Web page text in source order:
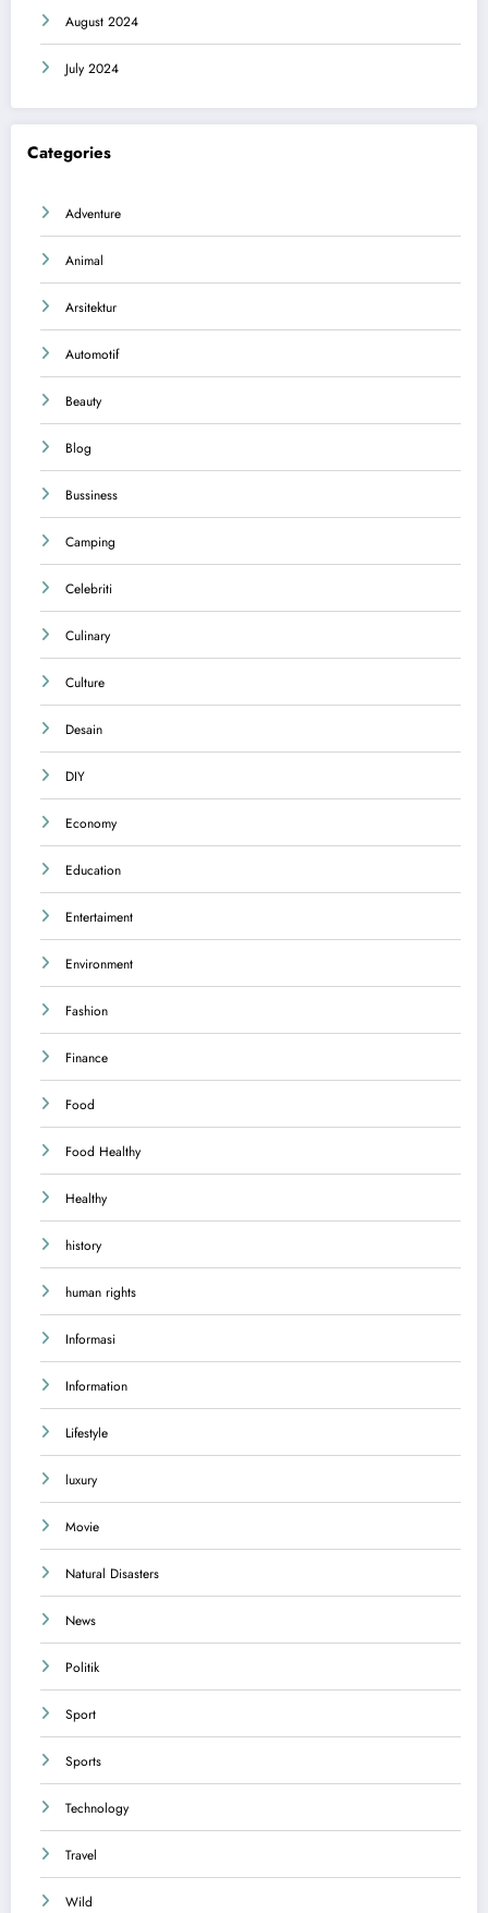
August 2024
July 2024
Categories
Adventure
Animal
Arsitektur
Automotif
Beauty
Blog
Bussiness
Camping
Celebriti
Culinary
Culture
Desain
DIY
Economy
Education
Entertaiment
Environment
Fashion
Finance
Food
Food Healthy
Healthy
history
human rights
Informasi
Information
Lifestyle
luxury
Movie
Natural Disasters
News
Politik
Sport
Sports
Technology
Travel
Wild